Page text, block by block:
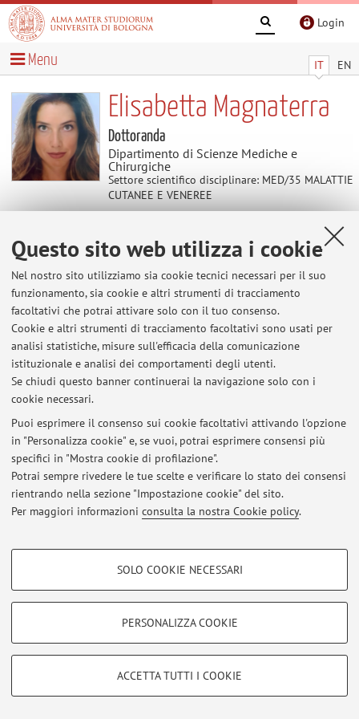
Questo sito web utilizza i cookie
Nel nostro sito utilizziamo sia cookie tecnici necessari per il suo
funzionamento, sia cookie e altri strumenti di tracciamento
facoltativi che potrai attivare solo con il tuo consenso.
Cookie e altri strumenti di tracciamento facoltativi sono usati per
analisi statistiche, misure sull'efficacia della comunicazione
istituzionale e analisi dei comportamenti degli utenti.
Se chiudi questo banner continuerai la navigazione solo con i
cookie necessari.
Puoi esprimere il consenso sui cookie facoltativi attivando l'opzione
in "Personalizza cookie" e, se vuoi, potrai esprimere consensi più
specifici in "Mostra cookie di profilazione".
Potrai sempre rivedere le tue scelte e verificare lo stato dei consensi
rientrando nella sezione "Impostazione cookie" del sito.
Per maggiori informazioni consulta la nostra Cookie policy.
COOKIE DI PROFILAZIONE - FACOLTATIVI
COOKIE TECNICI - NECESSARI
Si tratta di cookie tecnici utilizzati, a titolo esemplificativo, per il corretto
SOLO COOKIE NECESSARI
PERSONALIZZA COOKIE
ACCETTA TUTTI I COOKIE
Login
IT EN
Menu
Elisabetta Magnaterra
Dottoranda
Dipartimento di Scienze Mediche e
Chirurgiche
Settore scientifico disciplinare: MED/35 MALATTIE
CUTANEE E VENEREE
Didattica
Attività
Anno Accademico
Non sono presenti attività didattiche per l'A.A. 2026-2027
Ultimi avvisi
Al momento non sono presenti avvisi.
Accedi tramiteloginper gestire tutti i contenuti del sito.
© 2026 - ALMA MATER STUDIORUM - Università di Bologna - Via
|Note legali |Impostazioni Cookie